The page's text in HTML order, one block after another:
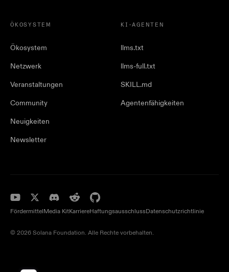
ÖKOSYSTEM
Ökosystem
Netzwerk
Veranstaltungen
Community
Neuigkeiten
Newsletter
KI-AGENTEN
llms.txt
llms-full.txt
SKILL.md
Agentenfähigkeiten
FördermittelMedia KitKarriereHaftungsausschlussDatenschutzrichtlinie
© 2026 Solana Foundation. Alle Rechte vorbehalten.